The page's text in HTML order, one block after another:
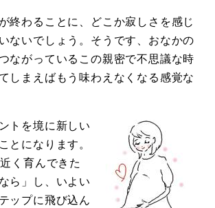
終わることに、どこか寂しさを感じ
ないでしょう。そうです、おなかの
ながっているこの親密で不思議な時
しまえばもう味わえなくなる感覚な
トを境に新しい
とになります。
く育んできた
ら」し、いよい
ップに飛び込ん